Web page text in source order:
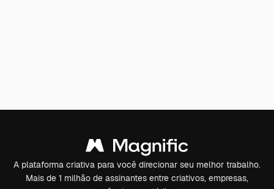
A plataforma criativa para você direcionar seu melhor trabalho.
Mais de 1 milhão de assinantes entre criativos, empresas,